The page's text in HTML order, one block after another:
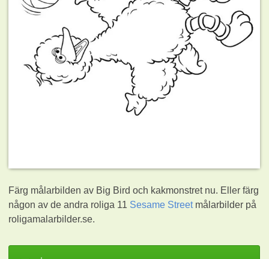
Färg målarbilden av Big Bird och kakmonstret nu. Eller färg
någon av de andra roliga 11 Sesame Streetmålarbilder på
roligamalarbilder.se.